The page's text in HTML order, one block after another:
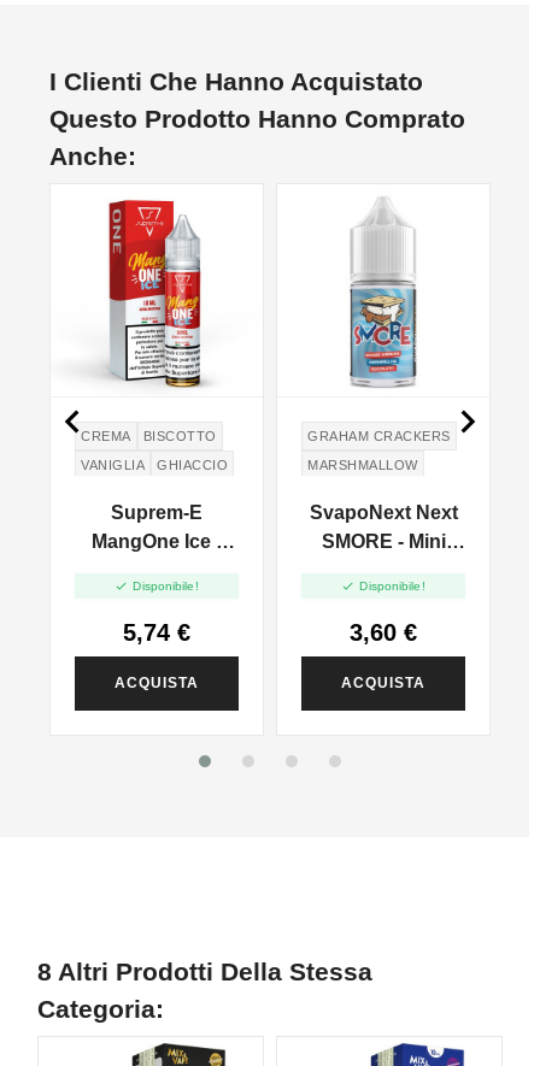
I Clienti Che Hanno Acquistato
Questo Prodotto Hanno Comprato
Anche:
CREMA
BISCOTTO
VANIGLIA
GHIACCIO
GRAHAM CRACKERS
MANGO
Suprem-E
MangOne Ice -
 Disponibile!
5,74 €
ACQUISTA
GRAHAM CRACKERS
MARSHMALLOW
SvapoNext Next
SMORE - Mini
 Disponibile!
3,60 €
ACQUISTA
 
8 Altri Prodotti Della Stessa
Categoria: